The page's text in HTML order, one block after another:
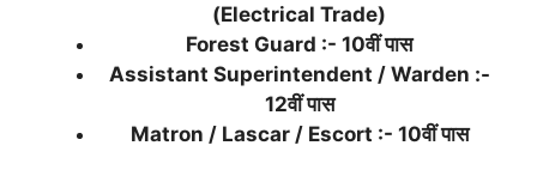
(Electrical Trade)
Forest Guard :- 10वीं पास
Assistant Superintendent / Warden :-
12वीं पास
Matron / Lascar / Escort :- 10वीं पास